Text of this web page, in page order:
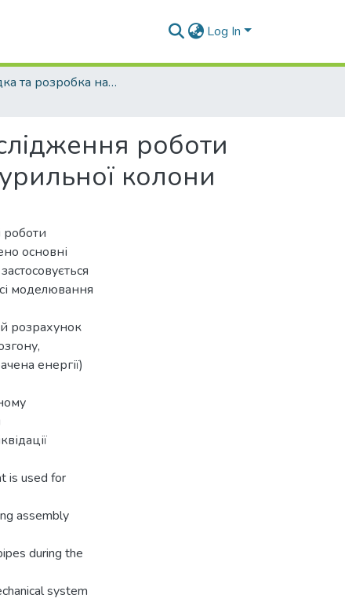
Log In
Розвідка та розробка нафтових і газових родовищ - 2015 - №1
роботи
колони
роботи
основні
моделювання
розрахунок
енергії)
is used for
assembly
during the
system